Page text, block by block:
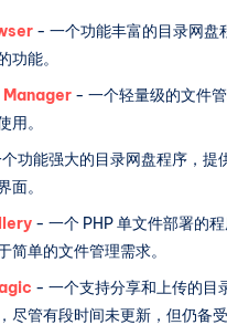
- 一个功能丰富的目录网盘
功能。
- 一个轻量级的文件
用。
功能强大的目录网盘程序，提
面。
- 一个 PHP 单文件部署的
简单的文件管理需求。
- 一个支持分享和上传的目
尽管有段时间未更新，但仍备受